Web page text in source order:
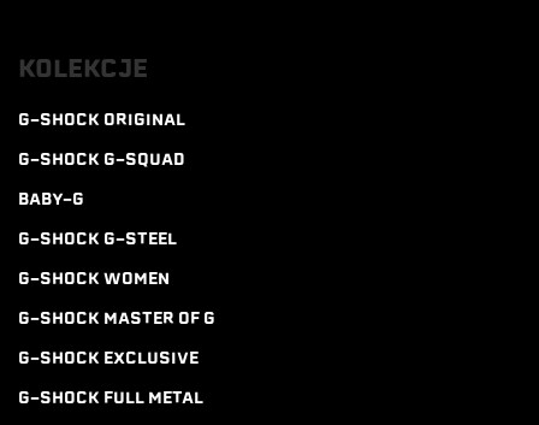
KOLEKCJE
G-SHOCK ORIGINAL
G-SHOCK G-SQUAD
BABY-G
G-SHOCK G-STEEL
G-SHOCK WOMEN
G-SHOCK MASTER OF G
G-SHOCK EXCLUSIVE
G-SHOCK FULL METAL